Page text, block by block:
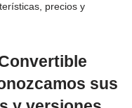
precios y
sus